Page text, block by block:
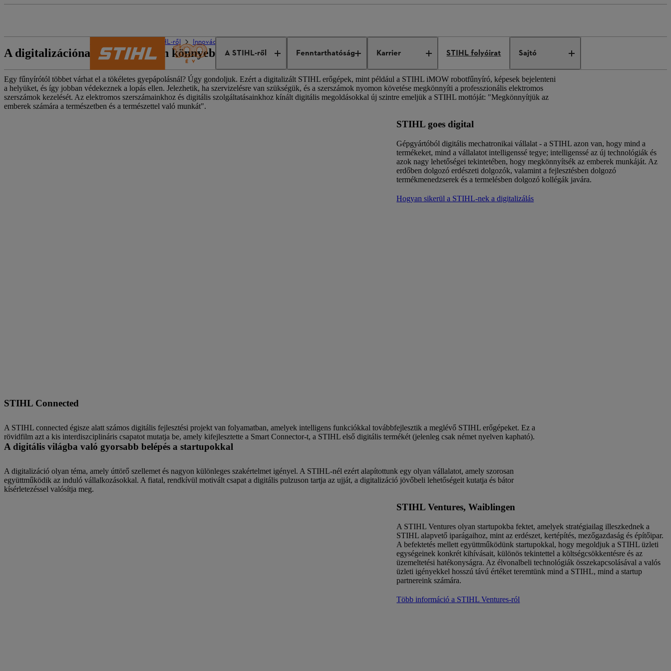
A STIHL-ről Fenntarthatóság Karrier STIHL folyóirat Sajtó
A STIHL-ről Innováció
A digitalizációnak köszönhetően könnyebben és hatékonyabban dolgozhat
Egy fűnyírótól többet várhat el a tökéletes gyepápolásnál? Úgy gondoljuk. Ezért a digitalizált STIHL erőgépek, mint például a STIHL iMOW robotfűnyíró, képesek bejelenteni
a helyüket, és így jobban védekeznek a lopás ellen. Jelezhetik, ha szervizelésre van szükségük, és a szerszámok nyomon követése megkönnyíti a professzionális elektromos
szerszámok kezelését. Az elektromos szerszámainkhoz és digitális szolgáltatásainkhoz kínált digitális megoldásokkal új szintre emeljük a STIHL mottóját: "Megkönnyítjük az
emberek számára a természetben és a természettel való munkát".
STIHL goes digital
Gépgyártóból digitális mechatronikai vállalat - a STIHL azon van, hogy mind a
termékeket, mind a vállalatot intelligenssé tegye; intelligenssé az új technológiák és
azok nagy lehetőségei tekintetében, hogy megkönnyítsék az emberek munkáját. Az
erdőben dolgozó erdészeti dolgozók, valamint a fejlesztésben dolgozó
termékmenedzserek és a termelésben dolgozó kollégák javára.
Hogyan sikerül a STIHL-nek a digitalizálás
STIHL Connected
A STIHL connected égisze alatt számos digitális fejlesztési projekt van folyamatban, amelyek intelligens funkciókkal továbbfejlesztik a meglévő STIHL erőgépeket. Ez a
rövidfilm azt a kis interdiszciplináris csapatot mutatja be, amely kifejlesztette a Smart Connector-t, a STIHL első digitális termékét (jelenleg csak német nyelven kapható).
A digitális világba való gyorsabb belépés a startupokkal
A digitalizáció olyan téma, amely úttörő szellemet és nagyon különleges szakértelmet igényel. A STIHL-nél ezért alapítottunk egy olyan vállalatot, amely szorosan
együttműködik az induló vállalkozásokkal. A fiatal, rendkívül motivált csapat a digitális pulzuson tartja az ujját, a digitalizáció jövőbeli lehetőségeit kutatja és bátor
kísérletezéssel valósítja meg.
STIHL Ventures, Waiblingen
A STIHL Ventures olyan startupokba fektet, amelyek stratégiailag illeszkednek a
STIHL alapvető iparágaihoz, mint az erdészet, kertépítés, mezőgazdaság és építőipar.
A befektetés mellett együttműködünk startupokkal, hogy megoldjuk a STIHL üzleti
egységeinek konkrét kihívásait, különös tekintettel a költségcsökkentésre és az
üzemeltetési hatékonyságra. Az élvonalbeli technológiák összekapcsolásával a valós
üzleti igényekkel hosszú távú értéket teremtünk mind a STIHL, mind a startup
partnereink számára.
Több információ a STIHL Ventures-ról